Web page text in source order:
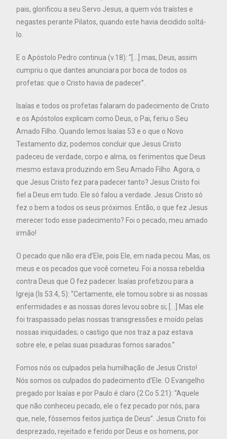
pais, glorificou a seu Servo Jesus, a quem vós traístes e
negastes perante Pilatos, quando este havia decidido soltá-
lo.
E o Apóstolo Pedro continua (v.18): “[…] mas, Deus, assim
cumpriu o que dantes anunciara por boca de todos os
profetas: que o Cristo havia de padecer”.
Isaías e todos os profetas falaram do padecimento de Cristo
e os Apóstolos explicam como Deus, o Pai, feriu o Seu
Amado Filho. Quando lemos Isaías 53 e o que o Novo
Testamento diz, podemos concluir que Jesus Cristo
padeceu de verdade, corpo e alma, os ferimentos que Deus
mesmo estava produzindo em Seu Amado Filho. Agora, o
que Jesus Cristo fez para padecer tanto? Jesus Cristo foi
fiel a Deus em tudo. Ele só falou a verdade. Jesus Cristo só
fez o bem a todos os seus próximos. Então, o que fez Jesus
merecer todo esse padecimento? Foi o pecado, meu amado
irmão!
O pecado que não era d’Ele, pois Ele, em nada pecou. Mas, os
meus e os pecados que você cometeu. Foi a nossa rebeldia
contra Deus que O fez padecer. Isaías profetizou para a
Igreja (Is 53.4, 5): “Certamente, ele tomou sobre si as nossas
enfermidades e as nossas dores levou sobre si; […] Mas ele
foi traspassado pelas nossas transgressões e moído pelas
nossas iniquidades; o castigo que nos traz a paz estava
sobre ele, e pelas suas pisaduras fomos sarados.”
Fomos nós os culpados pela humilhação de Jesus Cristo!
Nós somos os culpados do padecimento d’Ele. O Evangelho
pregado por Isaías e por Paulo é claro (2 Co 5.21): “Aquele
que não conheceu pecado, ele o fez pecado por nós, para
que, nele, fôssemos feitos justiça de Deus”. Jesus Cristo foi
desprezado, rejeitado e ferido por Deus e os homens, por